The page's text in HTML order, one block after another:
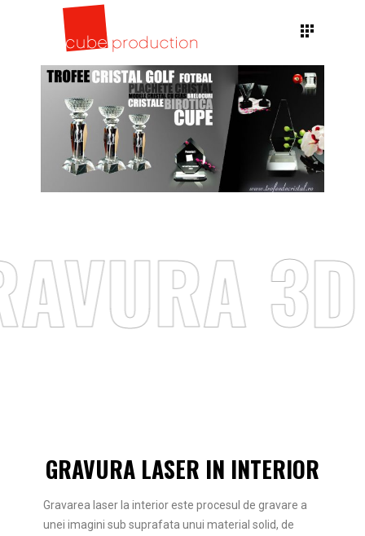
GRAVURA LASER IN INTERIOR
Gravarea laser la interior este procesul de gravare a
unei imagini sub suprafata unui material solid, de